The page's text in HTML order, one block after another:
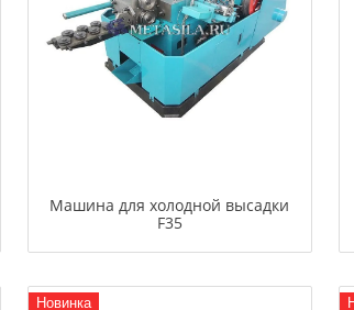
Машина для холодной высадки
F35
Новинка